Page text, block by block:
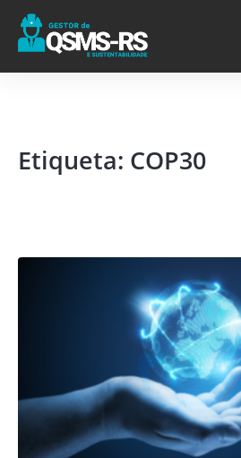
para
conteúdo
Etiqueta: COP30